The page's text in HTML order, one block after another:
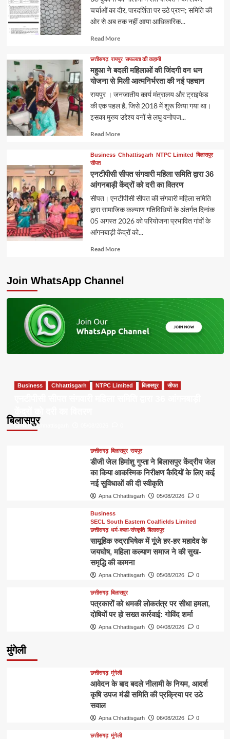
चर्चाओं का दौर, पारदर्शिता पर उठे प्रश्न; समिति की
ओर से अब तक नहीं आया आधिकारिक...
Read MoreRead
about
छत्तीसगढ़ रायपुर सफलता की कहानी
महुआ ने बदली महिलाओं की जिंदगी वन धन
योजना से मिली आत्मनिर्भरता की नई पहचान
रायपुर । जनजातीय कार्य मंत्रालय और ट्राइफेड
की एक पहल है, जिसे 2018 में शुरू किया गया था।
इसका मुख्य उद्देश्य वनों से लघु वनोपज...
Read MoreRead
about
Business Chhattisgarh NTPC Limited बिलासपुर
सीपत
एनटीपीसी सीपत संगवारी महिला समिति द्वारा 36
आंगनबाड़ी केंद्रों को दरी का वितरण
सीपत। एनटीपीसी सीपत की संगवारी महिला समिति
द्वारा सामाजिक कल्याण गतिविधियों के अंतर्गत दिनांक
05 अगस्त 2026 को परियोजना प्रभावित गांवों के
आंगनबाड़ी केंद्रों को...
Read MoreRead
Join WhatsApp Channel
बिलासपुर
Business Chhattisgarh NTPC Limited बिलासपुर सीपत
Apna Chhattisgarh
छत्तीसगढ़ बिलासपुर रायपुर
डीजी जेल हिमांशु गुप्ता ने बिलासपुर केंद्रीय जेल
का किया आकस्मिक निरीक्षण कैदियों के लिए कई
नई सुविधाओं की दी स्वीकृति
Apna Chhattisgarh 05/08/2026 0
Business
SECL South Eastern Coalfields Limited
छत्तीसगढ़ धर्म-कला-संस्कृति बिलासपुर
सामूहिक रुद्राभिषेक में गूंजे हर-हर महादेव के
जयघोष, महिला कल्याण समाज ने की सुख-
समृद्धि की कामना
Apna Chhattisgarh 05/08/2026 0
छत्तीसगढ़ बिलासपुर
पत्रकारों को धमकी लोकतंत्र पर सीधा हमला,
दोषियों पर हो सख्त कार्रवाई: गोविंद शर्मा
Apna Chhattisgarh 04/08/2026 0
मुंगेली
छत्तीसगढ़ मुंगेली
आवेदन के बाद बदले नीलामी के नियम, आदर्श
कृषि उपज मंडी समिति की प्रक्रिया पर उठे
सवाल
Apna Chhattisgarh 06/08/2026 0
छत्तीसगढ़ मुंगेली